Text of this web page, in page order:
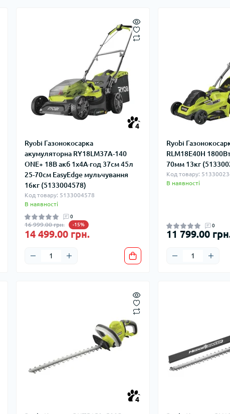
4
Ryobi Газонокосарка
акумуляторна RY18LM37A-140
ONE+ 18В акб 1х4А·год 37см 45л
25-70см EasyEdge мульчування
16кг (5133004578)
Код товару: 5133004578
В наявності
0
16 999.00 грн. -15%
14 499.00 грн.
Ryobi
RLM18E40H
70мм 13кг
Код товару:
В наявності
0
11 799.00
4